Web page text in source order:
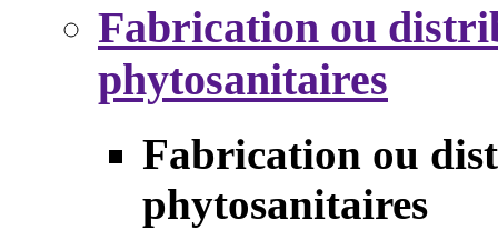
Fabrication ou
phytosanitaires
Fabrication ou
phytosanitaires